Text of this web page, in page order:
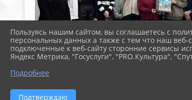
Пользуясь нашим сайтом, вы соглашаетесь с
персональных данных а также с тем что наш веб-
подключенные к веб-сайту сторонние сервисы
Яндекс Метрика, "Госуслуги", "PRO.Культура",
Подробнее
Подтверждаю